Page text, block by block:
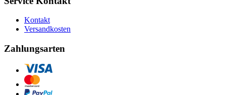
Kontakt
Versandkosten
Zahlungsarten